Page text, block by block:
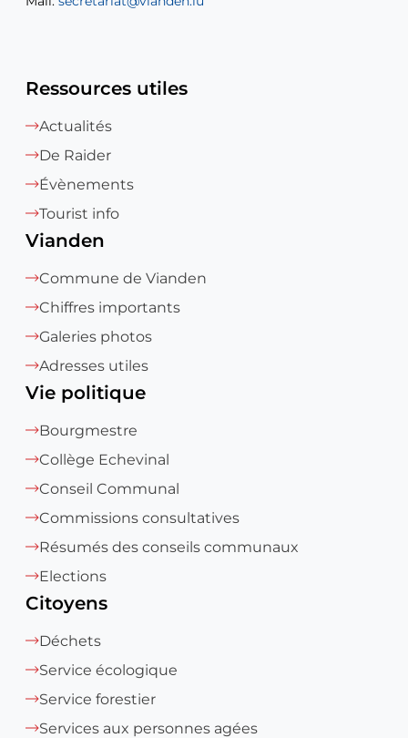
Ressources utiles
Actualités
De Raider
Évènements
Tourist info
Vianden
Commune de Vianden
Chiffres importants
Galeries photos
Adresses utiles
Vie politique
Bourgmestre
Collège Echevinal
Conseil Communal
Commissions consultatives
Résumés des conseils communaux
Elections
Citoyens
Déchets
Service écologique
Service forestier
Services aux personnes agées